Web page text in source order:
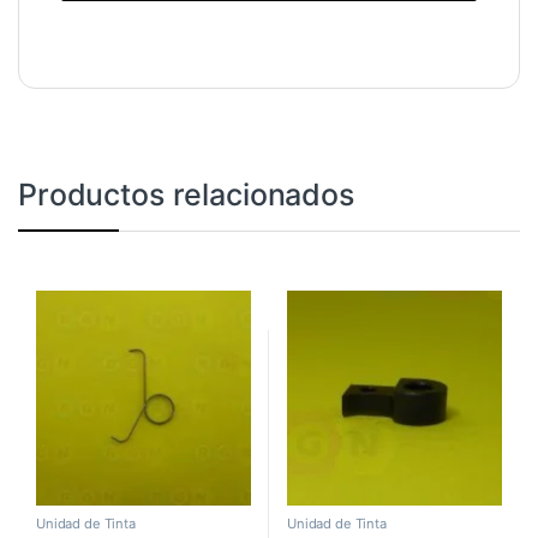
Productos relacionados
Unidad de Tinta Unidad de Tinta